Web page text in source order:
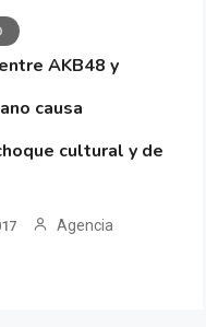
AKB48 y
causa
cultural y de
Agencia